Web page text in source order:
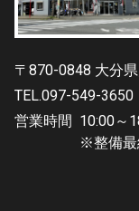
〒870-0848 大分
TEL.097-549-3650
営業時間 10:00～
※整備最